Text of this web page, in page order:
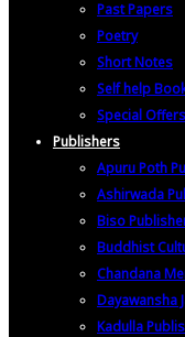
Past Papers
Poetry
Short Notes
Self help
Special Offers
Publishers
Apuru Poth
Ashirwada
Biso
Buddhist
Chandana
Dayawansha
Kadulla